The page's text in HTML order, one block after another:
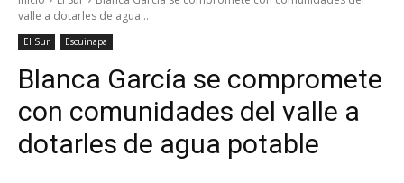
valle a dotarles de agua...
El Sur Escuinapa
Blanca García se compromete
con comunidades del valle a
dotarles de agua potable